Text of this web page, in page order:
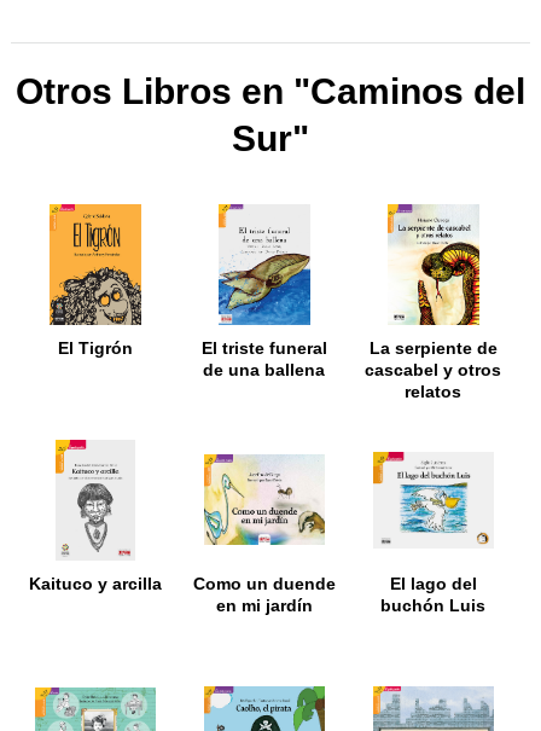
Otros Libros en "Caminos del
Sur"
El Tigrón
El triste funeral
de una ballena
La serpiente de
cascabel y otros
relatos
Kaituco y arcilla
Como un duende
en mi jardín
El lago del
buchón Luis